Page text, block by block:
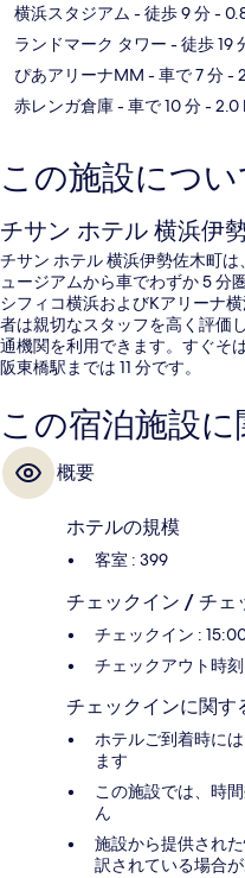
横浜スタジアム - 徒歩 9 分-
ランドマーク タワー - 徒歩 19
ぴあアリーナMM - 車で 7 分-
赤レンガ倉庫- 車で 10 分- 2.0
この施設につい
チサン ホテル 横浜伊
チサン ホテル 横浜伊勢佐木町
ュージアムから車でわずか 5 分
シフィコ横浜およびKアリーナ
者は親切なスタッフを高く評価
通機関を利用できます。すぐそ
阪東橋駅までは 11 分です。
この宿泊施設
概要
ホテルの規模
客室 : 399
チェックイン / チェ
チェックイン :
チェックアウト時刻
チェックインに関す
ホテルご到着時に
ます
この施設では、時
ん
施設から提供され
訳されている場合